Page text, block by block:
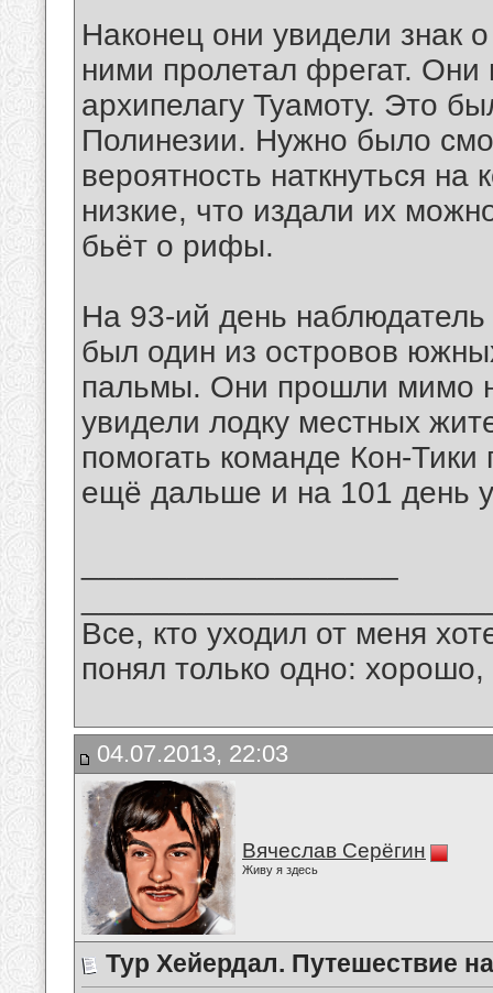
Наконец они увидели знак
ними пролетал фрегат. Они
архипелагу Туамоту. Это
Полинезии. Нужно было
вероятность наткнуться
низкие, что издали их
бьёт о рифы.
На 93-ий день
был один из островов
пальмы. Они прошли мимо
увидели лодку местных
помогать команде Кон-
ещё дальше и на 101 день
Все, кто уходил от меня
понял только одно:
04.07.2013, 22:03
Вячеслав Серёгин
Живу я здесь
Тур Хейердал. Путешествие